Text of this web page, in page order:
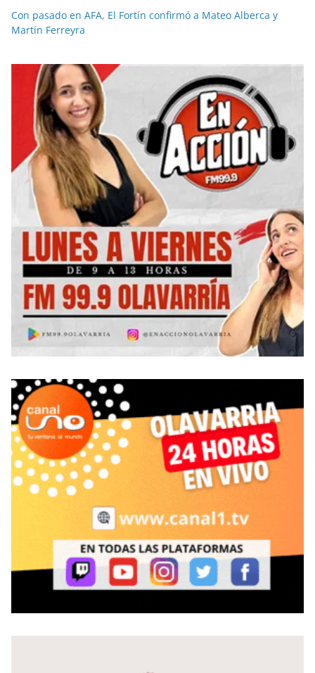
Con pasado en AFA, El Fortín confirmó a Mateo Alberca y
Martín Ferreyra